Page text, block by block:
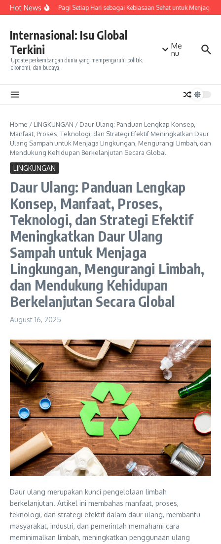
Skip to content
Hot NewsOlahraga Pagi Setiap Hari sebagai Kebiasaan Sehat untuk Menjaga
Internasional: Isu Global
Terkini
Update perkembangan dunia yang mempengaruhi politik,
ekonomi, dan budaya.
Me
nu
Home / LINGKUNGAN / Daur Ulang: Panduan Lengkap Konsep,
Manfaat, Proses, Teknologi, dan Strategi Efektif Meningkatkan Daur
Ulang Sampah untuk Menjaga Lingkungan, Mengurangi Limbah, dan
Mendukung Kehidupan Berkelanjutan Secara Global
LINGKUNGAN
Daur Ulang: Panduan Lengkap
Konsep, Manfaat, Proses,
Teknologi, dan Strategi Efektif
Meningkatkan Daur Ulang
Sampah untuk Menjaga
Lingkungan, Mengurangi Limbah,
dan Mendukung Kehidupan
Berkelanjutan Secara Global
August 16, 2025
Daur ulang merupakan kunci pengelolaan limbah
berkelanjutan. Artikel ini membahas manfaat, proses,
teknologi, dan strategi efektif dalam daur ulang, membantu
masyarakat, industri, dan pemerintah memahami cara
meminimalkan limbah, meningkatkan penggunaan ulang